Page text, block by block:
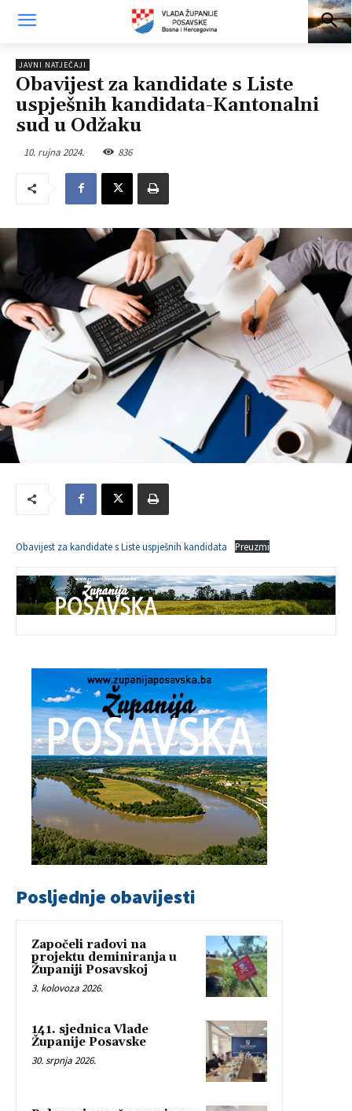
JAVNI NATJEČAJI
Obavijest za kandidate s Liste
uspješnih kandidata-Kantonalni
sud u Odžaku
10. rujna 2024. 836
Obavijest za kandidate s Liste uspješnih kandidata Preuzmi
Posljednje obavijesti
Započeli radovi na
projektu deminiranja u
Županiji Posavskoj
3. kolovoza 2026.
141. sjednica Vlade
Županije Posavske
30. srpnja 2026.